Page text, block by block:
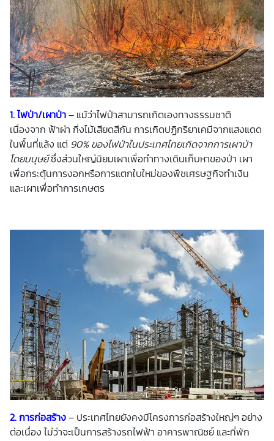
1. ไฟป่า/เผาป่า– แม้ว่าไฟป่าสามารถเกิดเองทางธรรมชาติ
เนื่องจาก ฟ้าผ่า กิ่งไม้เสียดสีกัน การเกิดปฏิกริยาเคมีจากแสงแดด
ในพื้นที่แล้ง แต่ 90% ของไฟป่าในประเทศไทยเกิดจากการเผาป่า
โดยมนุษย์ซึ่งส่วนใหญ่นิยมเผาเพื่อทำทางเดินเก็บหาของป่า เผา
เพื่อกระตุ้นการงอกหรือการแตกใบใหม่ของพืชเศรษฐกิจทำเงิน
และเผาเพื่อทำการเกษตร
2. การก่อสร้าง– ประเทศไทยยังคงมีโครงการก่อสร้างใหญ่ๆ อย่าง
ต่อเนื่อง ไม่ว่าจะเป็นการสร้างรถไฟฟ้า อาคารพาณิชย์ และที่พัก